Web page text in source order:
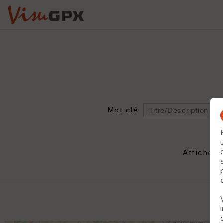
Mot clé
Auteur
Afficher